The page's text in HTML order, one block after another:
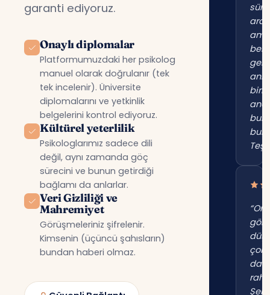
garanti ediyoruz.
Onaylı diplomalar
Platformumuzdaki her psikolog
manuel olarak doğrulanır (tek
tek incelenir). Üniversite
diplomalarını ve yetkinlik
belgelerini kontrol ediyoruz.
Kültürel yeterlilik
Psikologlarımız sadece dili
değil, aynı zamanda göç
sürecini ve bunun getirdiği
bağlamı da anlarlar.
Veri Gizliliği ve
Mahremiyet
Görüşmeleriniz şifrelenir.
Kimsenin (üçüncü şahısların)
bundan haberi olmaz.
süre
beni
çok